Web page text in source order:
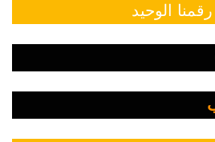
الوحيد